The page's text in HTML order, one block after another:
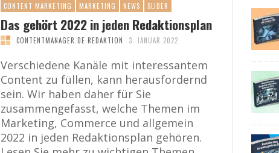
CONTENT MARKETING MARKETING NEWS SLIDER
Das gehört 2022 in jeden Redaktionsplan
CONTENTMANAGER.DE REDAKTION 3. JANUAR 2022
Verschiedene Kanäle mit interessantem
Content zu füllen, kann herausfordernd
sein. Wir haben daher für Sie
zusammengefasst, welche Themen im
Marketing, Commerce und allgemein
2022 in jeden Redaktionsplan gehören.